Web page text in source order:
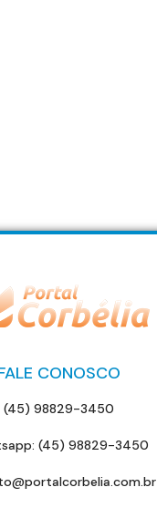
CONOSCO
(45) 98829-3450
(45) 98829-3450